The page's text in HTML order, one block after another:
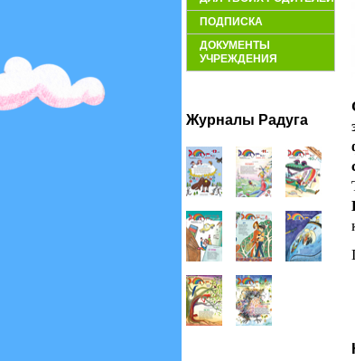
ПОДПИСКА
ДОКУМЕНТЫ
УЧРЕЖДЕНИЯ
Журналы Радуга